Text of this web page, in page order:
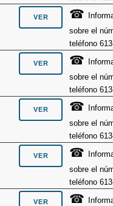
☎
sobre el
teléfono
☎
sobre el
teléfono
☎
sobre el
teléfono
☎
sobre el
teléfono
☎